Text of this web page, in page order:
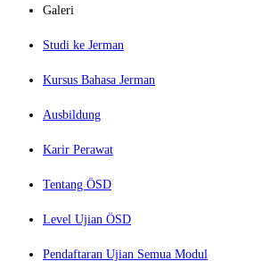
Galeri
Studi ke Jerman
Kursus Bahasa Jerman
Ausbildung
Karir Perawat
Tentang ÖSD
Level Ujian ÖSD
Pendaftaran Ujian Semua Modul